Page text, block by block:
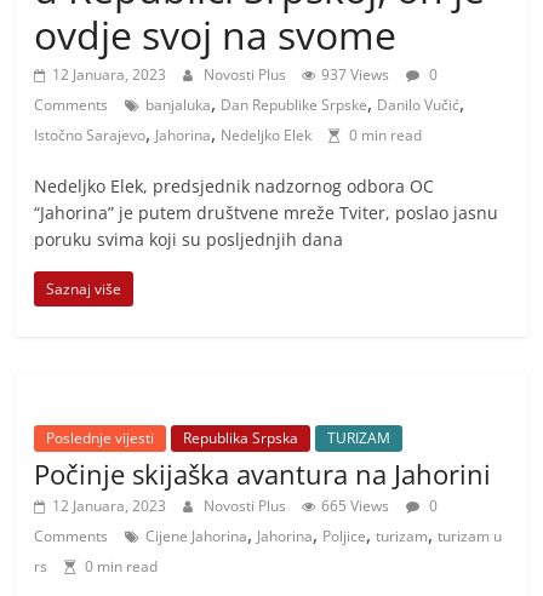
i
t
i
v
n
h
v
i
ovdje svoj na svome
12 Januara, 2023 Novosti Plus 937 Views
0
Comments
banjaluka, Dan Republike Srpske, Danilo Vučić,
Istočno Sarajevo, Jahorina, Nedeljko Elek 0 min read
Nedeljko Elek, predsjednik nadzornog odbora OC
“Jahorina” je putem društvene mreže Tviter, poslao jasnu
poruku svima koji su posljednjih dana
Saznaj više
Poslednje vijesti Republika Srpska TURIZAM
Počinje skijaška avantura na Jahorini
12 Januara, 2023 Novosti Plus 665 Views
0
Comments
Cijene Jahorina, Jahorina, Poljice,turizam,turizam u
rs
0 min read